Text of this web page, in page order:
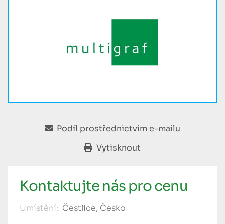
Podíl prostřednictvím e-mailu
Vytisknout
Kontaktujte nás pro cenu
Umístění: Čestlice, Česko